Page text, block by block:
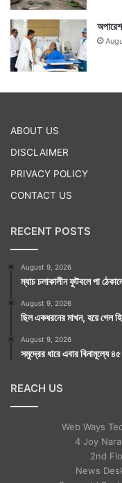
ABOUT US
DISCLAIMER
PRIVACY POLICY
CONTACT US
RECENT POSTS
August 9, 2026
ম্যাচ চলাকালীন ফুটবলে পা
August 9, 2026
ছিল একধরনের মাখন, হয়ে গেল
August 9, 2026
সমুদ্রের ধারে এবার বিনামূল্যে
REACH US
Web Ways
4 Joy
2nd
News